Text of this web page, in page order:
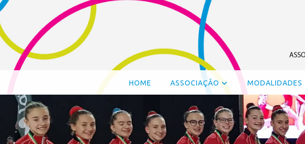
HOME ASSOCIAÇÃO MODALIDADES